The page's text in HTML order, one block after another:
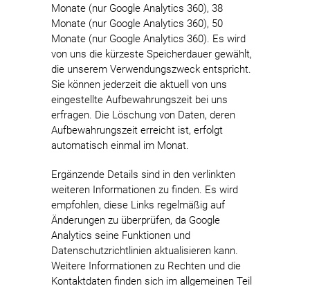
Monate (nur Google Analytics 360), 38
Monate (nur Google Analytics 360), 50
Monate (nur Google Analytics 360). Es wird
von uns die kürzeste Speicherdauer gewählt,
die unserem Verwendungszweck entspricht.
Sie können jederzeit die aktuell von uns
eingestellte Aufbewahrungszeit bei uns
erfragen. Die Löschung von Daten, deren
Aufbewahrungszeit erreicht ist, erfolgt
automatisch einmal im Monat.
Ergänzende Details sind in den verlinkten
weiteren Informationen zu finden. Es wird
empfohlen, diese Links regelmäßig auf
Änderungen zu überprüfen, da Google
Analytics seine Funktionen und
Datenschutzrichtlinien aktualisieren kann.
Weitere Informationen zu Rechten und die
Kontaktdaten finden sich im allgemeinen Teil